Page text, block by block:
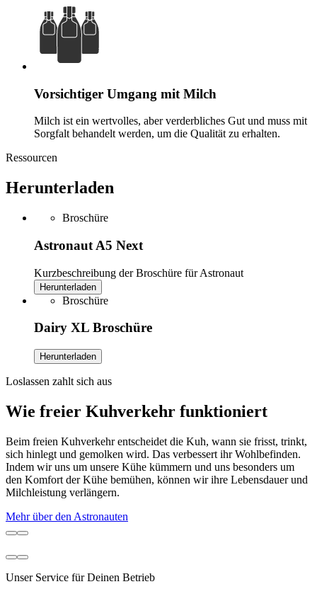
Vorsichtiger Umgang mit Milch
Milch ist ein wertvolles, aber verderbliches Gut und muss mit
Sorgfalt behandelt werden, um die Qualität zu erhalten.
Ressourcen
Herunterladen
Broschüre
Astronaut A5 Next
Kurzbeschreibung der Broschüre für Astronaut
Herunterladen
Broschüre
Dairy XL Broschüre
Herunterladen
Loslassen zahlt sich aus
Wie freier Kuhverkehr funktioniert
Beim freien Kuhverkehr entscheidet die Kuh, wann sie frisst, trinkt,
sich hinlegt und gemolken wird. Das verbessert ihr Wohlbefinden.
Indem wir uns um unsere Kühe kümmern und uns besonders um
den Komfort der Kühe bemühen, können wir ihre Lebensdauer und
Milchleistung verlängern.
Mehr über den Astronauten
Unser Service für Deinen Betrieb